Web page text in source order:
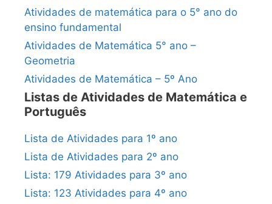
Atividades de matemática para o 5° ano do
ensino fundamental
Atividades de Matemática 5° ano –
Geometria
Atividades de Matemática – 5º Ano
Listas de Atividades de Matemática e
Português
Lista de Atividades para 1º ano
Lista de Atividades para 2º ano
Lista: 179 Atividades para 3º ano
Lista: 123 Atividades para 4º ano